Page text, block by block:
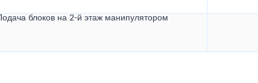
Подача блоков на 2-й этаж манипулятором